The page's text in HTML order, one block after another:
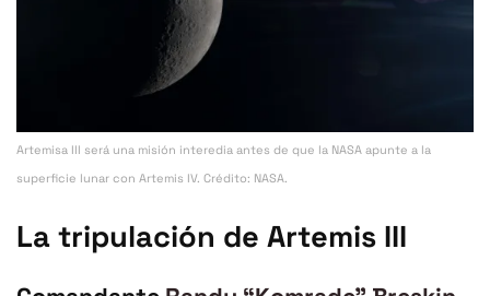
Artemisa III será una misión interedia antes de que la NASA apunte a la
superficie lunar con Artemis IV. Crédito: NASA.
La tripulación de Artemis III